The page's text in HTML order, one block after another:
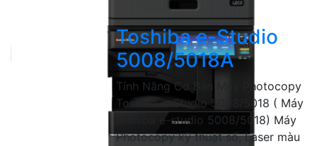
Toshiba e-Studio
5008/5018A
Tính Năng Cơ Bản Máy Photocopy
Toshiba e-Studio 5008/5018 ( Máy
toshiba e-studio 5008/5018) Máy
Photocopy kỹ thuật số, Laser màu